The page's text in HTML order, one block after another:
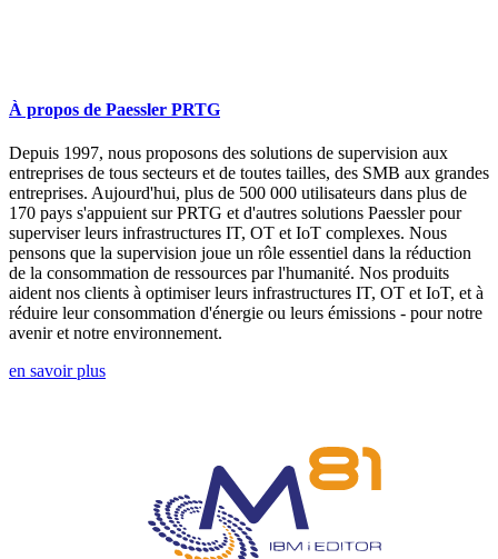
À propos de Paessler PRTG
Depuis 1997, nous proposons des solutions de supervision aux
entreprises de tous secteurs et de toutes tailles, des SMB aux grandes
entreprises. Aujourd'hui, plus de 500 000 utilisateurs dans plus de
170 pays s'appuient sur PRTG et d'autres solutions Paessler pour
superviser leurs infrastructures IT, OT et IoT complexes. Nous
pensons que la supervision joue un rôle essentiel dans la réduction
de la consommation de ressources par l'humanité. Nos produits
aident nos clients à optimiser leurs infrastructures IT, OT et IoT, et à
réduire leur consommation d'énergie ou leurs émissions - pour notre
avenir et notre environnement.
en savoir plus